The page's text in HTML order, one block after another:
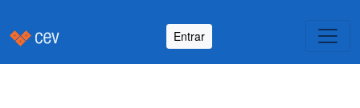
Entrar